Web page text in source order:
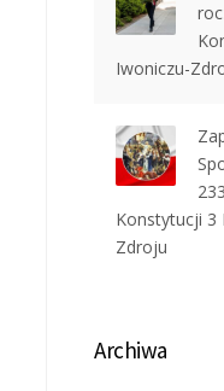
Iwoniczu-
Konstytucji 3
Zdroju
Archiwa